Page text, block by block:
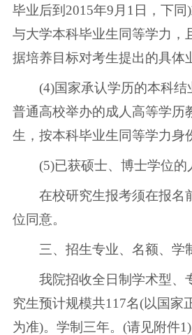
毕业后到2015年9月1日，下同
与大学本科毕业生同等学力，
据培养目标对考生提出的具体
(4)国家承认学历的本科结
普通高校举办的成人高等学历
生，按本科毕业生同等学力身
(5)已获硕士、博士学位的
在校研究生报考须在报名
位同意。
三、招生专业、名额、学
我院招收全日制学术型、
究生预计规模共117名(以国家
为准)。学制三年。(请见附件1)